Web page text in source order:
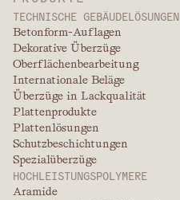
TECHNISCHE GEBÄUDELÖSUNGEN
Betonform-Auflagen
Dekorative Überzüge
Oberflächenbearbeitung
Internationale Beläge
Überzüge in Lackqualität
Plattenprodukte
Plattenlösungen
Schutzbeschichtungen
Spezialüberzüge
HOCHLEISTUNGSPOLYMERE
Aramide